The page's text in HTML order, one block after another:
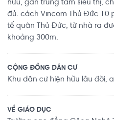
hữu, gần trung tâm siêu thị,
đủ. cách Vincom Thủ Đức 10
tế quận Thủ Đức, từ nhà ra
khoảng 300m.
CỘNG ĐỒNG DÂN CƯ
Khu dân cư hiện hữu lâu đời,
VỀ GIÁO DỤC